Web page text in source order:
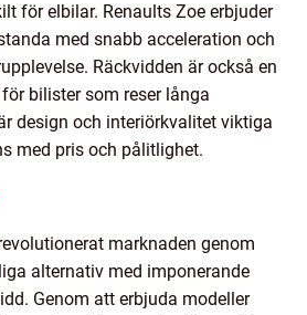
för elbilar. Renaults Zoe erbjuder
med snabb acceleration och
Räckvidden är också en
bilister som reser långa
design och interiörkvalitet viktiga
med pris och pålitlighet.
marknaden genom
alternativ med imponerande
Genom att erbjuda modeller